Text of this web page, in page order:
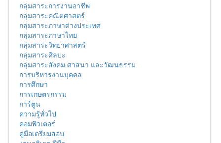
กลุ่มสาระการงานอาชีพ
กลุ่มสาระคณิตศาสตร์
กลุ่มสาระภาษาต่างประเทศ
กลุ่มสาระภาษาไทย
กลุ่มสาระวิทยาศาสตร์
กลุ่มสาระศิลปะ
กลุ่มสาระสังคม ศาสนา และวัฒนธรรม
การบริหารงานบุคคล
การศึกษา
การเกษตรกรรม
การ์ตูน
ความรู้ทั่วไป
คอมพิวเตอร์
คู่มือเตรียมสอบ